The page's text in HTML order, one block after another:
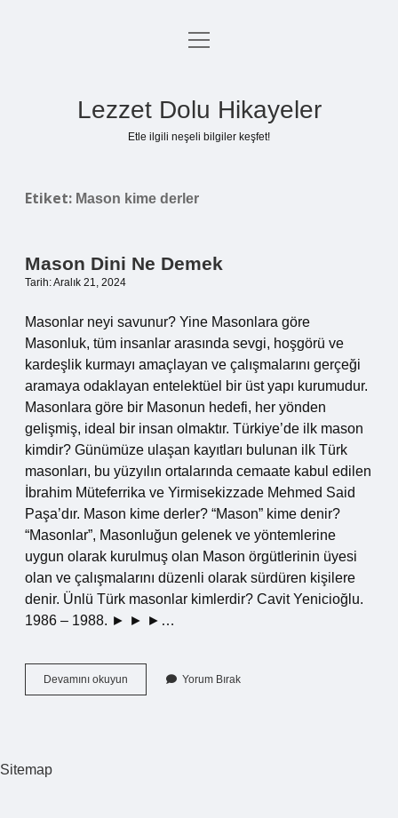
Anasayfa
menüyü
Lezzet Dolu Hikayeler
Etle ilgili neşeli bilgiler keşfet!
Etiket: Mason kime derler
Mason Dini Ne Demek
Tarih: Aralık 21, 2024
Masonlar neyi savunur? Yine Masonlara göre
Masonluk, tüm insanlar arasında sevgi, hoşgörü ve
kardeşlik kurmayı amaçlayan ve çalışmalarını gerçeği
aramaya odaklayan entelektüel bir üst yapı kurumudur.
Masonlara göre bir Masonun hedefi, her yönden
gelişmiş, ideal bir insan olmaktır. Türkiye’de ilk mason
kimdir? Günümüze ulaşan kayıtları bulunan ilk Türk
masonları, bu yüzyılın ortalarında cemaate kabul edilen
İbrahim Müteferrika ve Yirmisekizzade Mehmed Said
Paşa’dır. Mason kime derler? “Mason” kime denir?
“Masonlar”, Masonluğun gelenek ve yöntemlerine
uygun olarak kurulmuş olan Mason örgütlerinin üyesi
olan ve çalışmalarını düzenli olarak sürdüren kişilere
denir. Ünlü Türk masonlar kimlerdir? Cavit Yenicioğlu.
1986 – 1988. ► ► ►…
Devamını okuyun
Dini
Yorum Bırak
Sitemap